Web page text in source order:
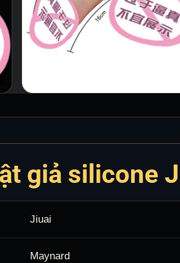
giả silicone
Jiuai
Maynard